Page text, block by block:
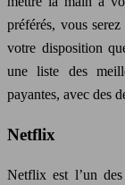
préférés, vous
votre disposition
une liste des
payantes, avec des
Netflix
Netflix est l’un